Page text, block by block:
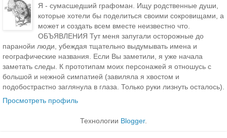
Я - сумасшедший графоман. Ищу родственные души,
которые хотели бы поделиться своими сокровищами, а
может и создать всем вместе неизвестно что.
ОБЪЯВЛЕНИЯ Тут меня запугали осторожные до
паранойи люди, убеждая тщательно выдумывать имена и
географические названия. Если Вы заметили, я уже начала
заметать следы. К прототипам моих персонажей я отношусь с
большой и нежной симпатией (завиляла я хвостом и
подобострастно заглянула в глаза. Только руки лизнуть осталось).
Просмотреть профиль
Технологии Blogger.